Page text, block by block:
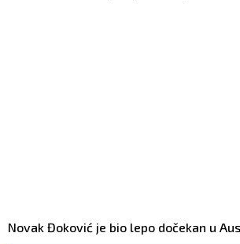
Novak Đoković je bio lepo dočekan u